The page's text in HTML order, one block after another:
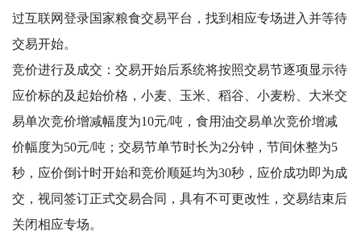
过互联网登录国家粮食交易平台，找到相应专场进入并等待
交易开始。
竞价进行及成交：交易开始后系统将按照交易节逐项显示待
应价标的及起始价格，小麦、玉米、稻谷、小麦粉、大米交
易单次竞价增减幅度为10元/吨，食用油交易单次竞价增减
价幅度为50元/吨；交易节单节时长为2分钟，节间休整为5
秒，应价倒计时开始和竞价顺延均为30秒，应价成功即为成
交，视同签订正式交易合同，具有不可更改性，交易结束后
关闭相应专场。